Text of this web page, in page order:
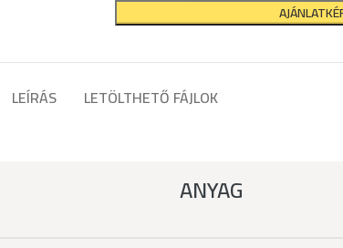
LEÍRÁS LETÖLTHETŐ FÁJLOK
ANYAG